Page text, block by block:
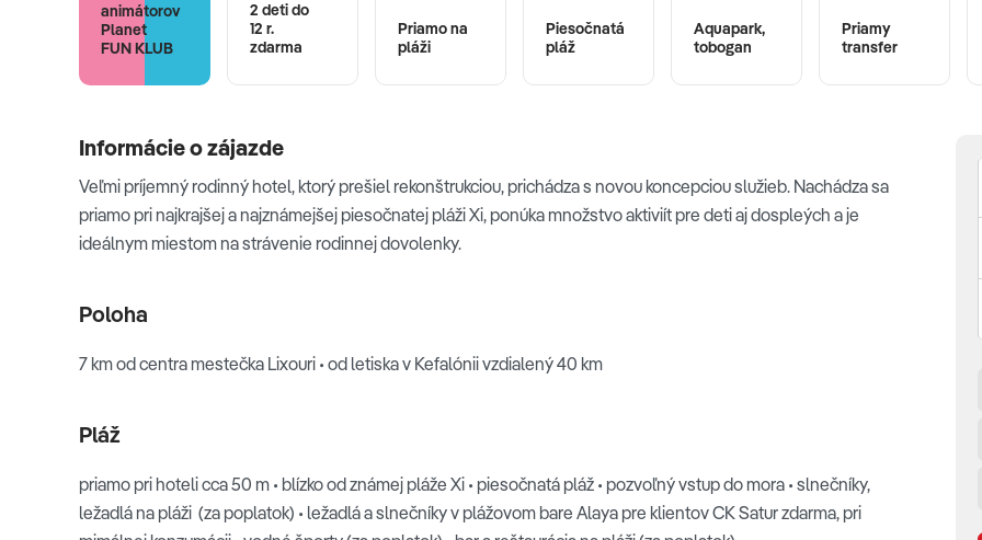
animátorov
Planet
FUN KLUB
2 deti do
12 r.
zdarma
Priamo na
pláži
Piesočnatá
pláž
Aquapark,
tobogan
Priamy
transfer
Informácie o zájazde
Veľmi príjemný rodinný hotel, ktorý prešiel rekonštrukciou, prichádza s novou koncepciou služieb. Nachádza sa
priamo pri najkrajšej a najznámejšej piesočnatej pláži Xi, ponúka množstvo aktiviít pre deti aj dospleých a je
ideálnym miestom na strávenie rodinnej dovolenky.
Poloha
7 km od centra mestečka Lixouri • od letiska v Kefalónii vzdialený 40 km
Pláž
priamo pri hoteli cca 50 m • blízko od známej pláže Xi • piesočnatá pláž • pozvoľný vstup do mora • slnečníky,
ležadlá na pláži (za poplatok) • ležadlá a slnečníky v plážovom bare Alaya pre klientov CK Satur zdarma, pri